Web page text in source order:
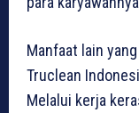
Manfaat lain
Truclean
Melalui kerja